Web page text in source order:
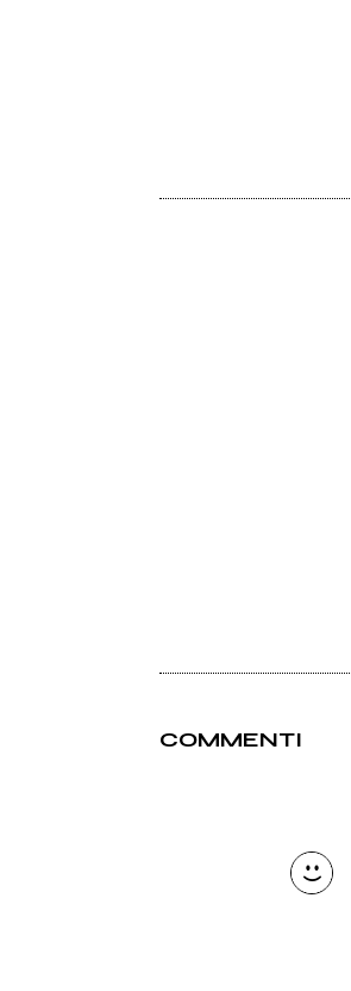
COMMENTI